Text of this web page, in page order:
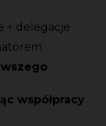
+ delegacje
współpracy